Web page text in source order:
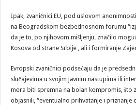
Ipak, zvaničnici EU, pod uslovom
na Beogradskom bezbednosnom forumu
da je to, po njihovom mišljenju, značilo
Kosova od strane Srbije , ali i formiranje
Evropski zvaničnici podsećaju da je
slučajevima u svojim javnim nastupima ili
mora biti spremna na bolan kompromis, što
objasnili, “eventualno prihvatanje i priznanje